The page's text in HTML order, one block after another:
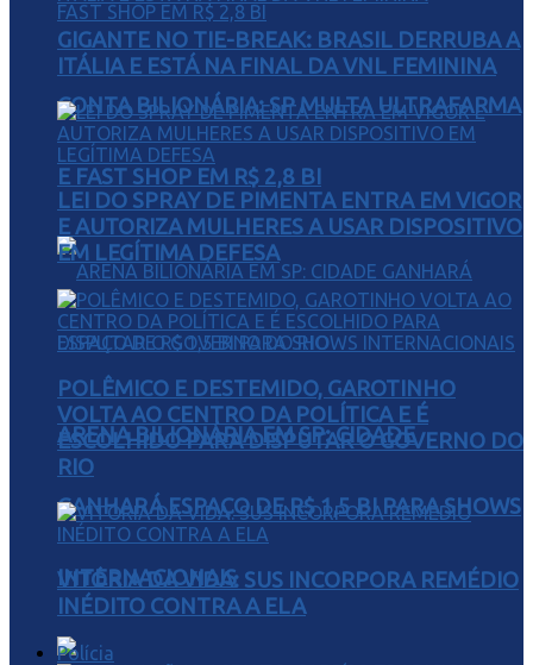
CONTA BILIONÁRIA: SP MULTA ULTRAFARMA
E FAST SHOP EM R$ 2,8 BI
ARENA BILIONÁRIA EM SP: CIDADE
GANHARÁ ESPAÇO DE R$ 1,5 BI PARA SHOWS
INTERNACIONAIS
GIGANTE NO TIE-BREAK: BRASIL DERRUBA A
ITÁLIA E ESTÁ NA FINAL DA VNL FEMININA
LEI DO SPRAY DE PIMENTA ENTRA EM VIGOR
E AUTORIZA MULHERES A USAR DISPOSITIVO
EM LEGÍTIMA DEFESA
POLÊMICO E DESTEMIDO, GAROTINHO
VOLTA AO CENTRO DA POLÍTICA E É
ESCOLHIDO PARA DISPUTAR O GOVERNO DO
RIO
VITÓRIA DA VIDA: SUS INCORPORA REMÉDIO
INÉDITO CONTRA A ELA
Polícia